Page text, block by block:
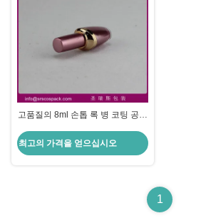
고품질의 8ml 손톱 록 병 코팅 공급
최고의 가격을 얻으십시오
1